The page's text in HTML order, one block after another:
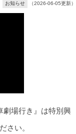
お知らせ （2026-06-05更新）
劇場行き』は特別興
さい。